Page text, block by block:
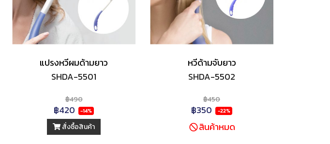
แปรงหวีผมด้ามยาว
SHDA-5501
฿490
฿420 -14%
สั่งซื้อสินค้า
หวีด้ามจับยาว
SHDA-5502
฿450
฿350 -22%
สินค้าหมด